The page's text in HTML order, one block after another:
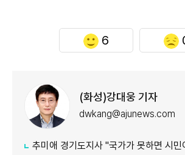
6
(화성)강대웅 기자
dwkang@ajunews.com
추미애 경기도지사 "국가가 못하면 시민이 외쳐야"...강일출 할